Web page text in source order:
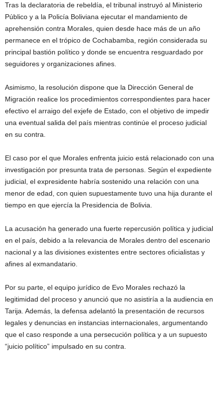
Tras la declaratoria de rebeldía, el tribunal instruyó al Ministerio
Público y a la Policía Boliviana ejecutar el mandamiento de
aprehensión contra Morales, quien desde hace más de un año
permanece en el trópico de Cochabamba, región considerada su
principal bastión político y donde se encuentra resguardado por
seguidores y organizaciones afines.
Asimismo, la resolución dispone que la Dirección General de
Migración realice los procedimientos correspondientes para hacer
efectivo el arraigo del exjefe de Estado, con el objetivo de impedir
una eventual salida del país mientras continúe el proceso judicial
en su contra.
El caso por el que Morales enfrenta juicio está relacionado con una
investigación por presunta trata de personas. Según el expediente
judicial, el expresidente habría sostenido una relación con una
menor de edad, con quien supuestamente tuvo una hija durante el
tiempo en que ejercía la Presidencia de Bolivia.
La acusación ha generado una fuerte repercusión política y judicial
en el país, debido a la relevancia de Morales dentro del escenario
nacional y a las divisiones existentes entre sectores oficialistas y
afines al exmandatario.
Por su parte, el equipo jurídico de Evo Morales rechazó la
legitimidad del proceso y anunció que no asistiría a la audiencia en
Tarija. Además, la defensa adelantó la presentación de recursos
legales y denuncias en instancias internacionales, argumentando
que el caso responde a una persecución política y a un supuesto
“juicio político” impulsado en su contra.